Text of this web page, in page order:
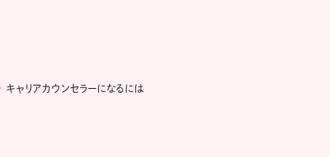
キャリアカウンセラーになるには